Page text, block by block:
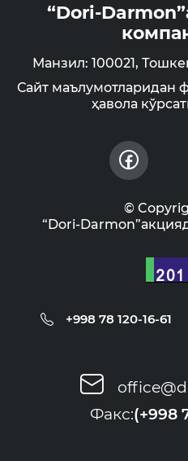
“Dori-
Манзил: 100021,
Сайт маълумотларидан
ҳавола
©
“Dori-
+998 78 120-16-61
Факс:(+998